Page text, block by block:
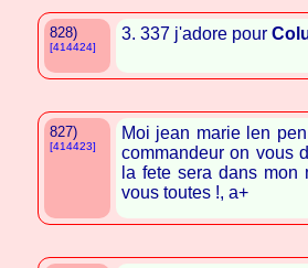
828)
[414424]
3. 337 j'adore pour
827)
[414423]
Moi jean marie len
commandeur on vous
la fete sera dans
vous toutes !, a+